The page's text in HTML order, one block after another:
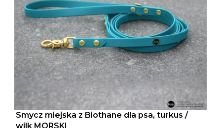
Smycz miejska z Biothane dla psa, turkus /
wilk MORSKI